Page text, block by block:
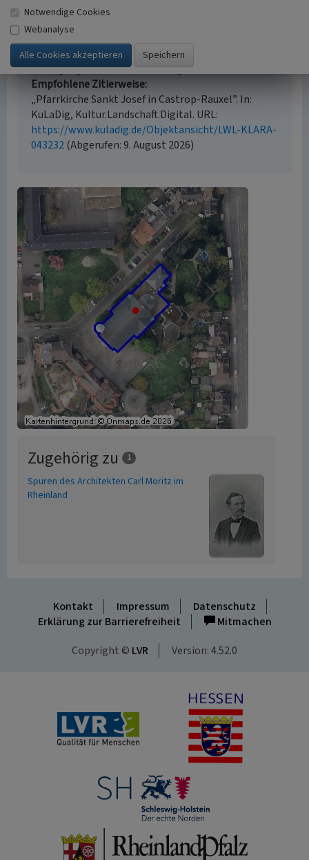
Urheberrechtlicher Hinweis
Der hier präsentierte Inhalt ist urheberrechtlich
geschützt. Die angezeigten Medien unterliegen
möglicherweise zusätzlichen urheberrechtlichen
Bedingungen, die an diesen ausgewiesen sind.
Empfohlene Zitierweise
„Pfarrkirche Sankt Josef in Castrop-Rauxel”. In:
KuLaDig, Kultur.Landschaft.Digital. URL:
https://www.kuladig.de/Objektansicht/LWL-KLARA-
043232(Abgerufen: 9. August 2026)
Zugehörig zu 1
Spuren des Architekten Carl Moritz im
Rheinland
Kontakt Impressum
Datenschutz
Erklärung zur Barrierefreiheit
Mitmachen
Copyright © LVR Version: 4.52.0
Notwendige Cookies
Webanalyse